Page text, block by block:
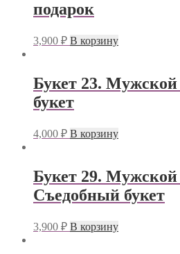
подарок
3,900 ₽ В корзину
Букет 23.
букет
4,000 ₽ В корзину
Букет 29. Мужской
Съедобный букет
3,900 ₽ В корзину